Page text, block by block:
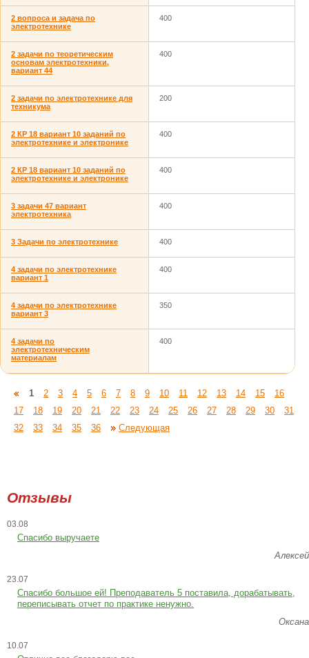
2 вопроса и задача по
электротехнике
400
2 задачи по теоретическим
основам электротехники,
вариант 44
400
2 задачи по электротехнике для
техникума
200
2 КР 18 вариант 10 заданий по
электротехнике и электронике
400
2 КР 18 вариант 10 заданий по
электротехнике и электронике
400
3 задачи 47 вариант
электротехника
400
3 Задачи по электротехнике 400
4 задачи по электротехнике
вариант 1
400
4 задачи по электротехнике
вариант 3
350
4 задачи по
электротехническим
материалам
400
1 2 3 4 5 6 7 8 9 10 11 12 13 14 15
16
17
18 19 20 21 22 23 24 25 26 27 28 29 30
31
32
33 34 35 36 Следующая
Отзывы
03.08
Спасибо выручаете
Алексей
23.07
Cпасибо большое ей! Преподаватель 5 поставила, дорабатывать,
переписывать отчет по практике ненужно.
Оксана
10.07